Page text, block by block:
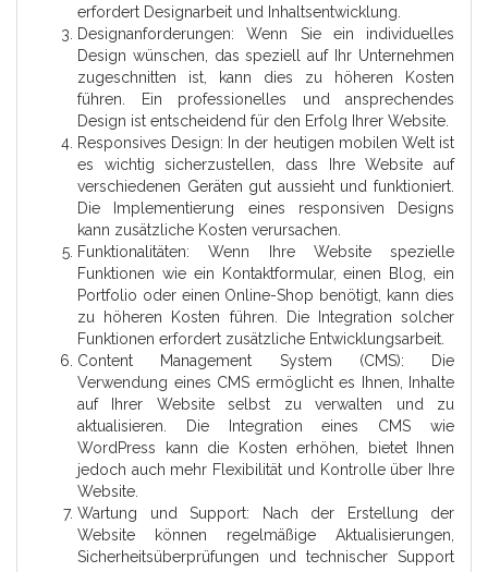
erfordert Designarbeit und Inhaltsentwicklung.
Designanforderungen: Wenn Sie ein individuelles
Design wünschen, das speziell auf Ihr Unternehmen
zugeschnitten ist, kann dies zu höheren Kosten
führen. Ein professionelles und ansprechendes
Design ist entscheidend für den Erfolg Ihrer Website.
Responsives Design: In der heutigen mobilen Welt ist
es wichtig sicherzustellen, dass Ihre Website auf
verschiedenen Geräten gut aussieht und funktioniert.
Die Implementierung eines responsiven Designs
kann zusätzliche Kosten verursachen.
Funktionalitäten: Wenn Ihre Website spezielle
Funktionen wie ein Kontaktformular, einen Blog, ein
Portfolio oder einen Online-Shop benötigt, kann dies
zu höheren Kosten führen. Die Integration solcher
Funktionen erfordert zusätzliche Entwicklungsarbeit.
Content Management System (CMS): Die
Verwendung eines CMS ermöglicht es Ihnen, Inhalte
auf Ihrer Website selbst zu verwalten und zu
aktualisieren. Die Integration eines CMS wie
WordPress kann die Kosten erhöhen, bietet Ihnen
jedoch auch mehr Flexibilität und Kontrolle über Ihre
Website.
Wartung und Support: Nach der Erstellung der
Website können regelmäßige Aktualisierungen,
Sicherheitsüberprüfungen und technischer Support